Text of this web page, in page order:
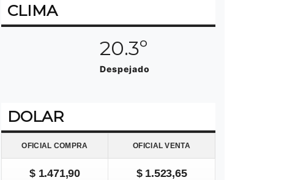
CLIMA
20.3º
Despejado
DOLAR
OFICIAL COMPRA OFICIAL VENTA
$ 1.471,90 $ 1.523,65